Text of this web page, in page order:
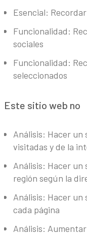
Esencial:
Funcionalidad:
sociales
Funcionalidad:
seleccionados
Este sitio web no
Análisis: Hacer un
visitadas y de la
Análisis: Hacer un
región según la
Análisis: Hacer un
cada página
Análisis: